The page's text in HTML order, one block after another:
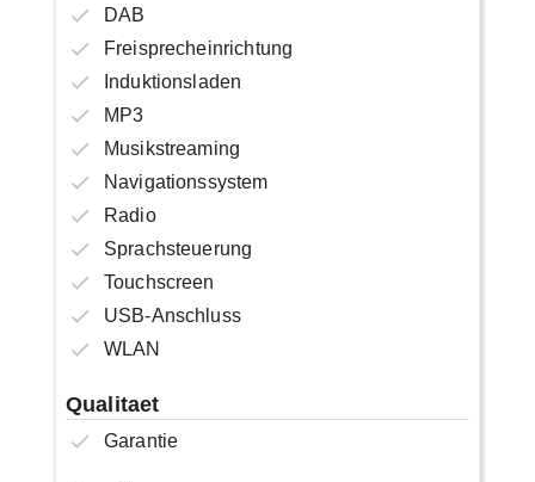
DAB
Freisprecheinrichtung
Induktionsladen
MP3
Musikstreaming
Navigationssystem
Radio
Sprachsteuerung
Touchscreen
USB-Anschluss
WLAN
Qualitaet
Garantie